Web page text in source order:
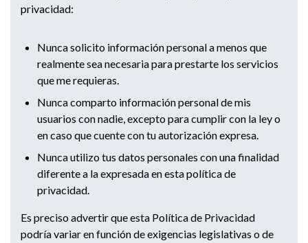
privacidad:
Nunca solicito información personal a menos que
realmente sea necesaria para prestarte los servicios
que me requieras.
Nunca comparto información personal de mis
usuarios con nadie, excepto para cumplir con la ley o
en caso que cuente con tu autorización expresa.
Nunca utilizo tus datos personales con una finalidad
diferente a la expresada en esta política de
privacidad.
Es preciso advertir que esta Política de Privacidad
podría variar en función de exigencias legislativas o de